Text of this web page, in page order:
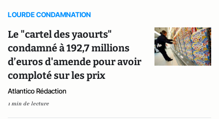
LOURDE CONDAMNATION
Le "cartel des yaourts"
condamné à 192,7 millions
d’euros d'amende pour avoir
comploté sur les prix
Atlantico Rédaction
1 min de lecture